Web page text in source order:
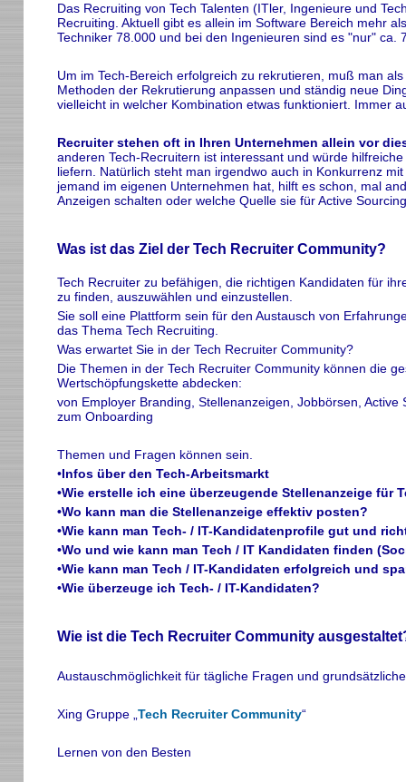
Das Recruiting von Tech Talenten (ITler, Ingenieure und
Recruiting. Aktuell gibt es allein im Software Bereich mehr
Techniker 78.000 und bei den Ingenieuren sind es "nur" ca.
Um im Tech-Bereich erfolgreich zu rekrutieren, muß man
Methoden der Rekrutierung anpassen und ständig neue
vielleicht in welcher Kombination etwas funktioniert. Immer
Recruiter stehen oft in Ihren Unternehmen allein vor
anderen Tech-Recruitern ist interessant und würde
liefern. Natürlich steht man irgendwo auch in Konkurrenz
jemand im eigenen Unternehmen hat, hilft es schon, mal
Anzeigen schalten oder welche Quelle sie für Active
Was ist das Ziel der Tech Recruiter Community?
Tech Recruiter zu befähigen, die richtigen Kandidaten für
zu finden, auszuwählen und einzustellen.
Sie soll eine Plattform sein für den Austausch von
das Thema Tech Recruiting.
Was erwartet Sie in der Tech Recruiter Community?
Die Themen in der Tech Recruiter Community können die
Wertschöpfungskette abdecken:
von Employer Branding, Stellenanzeigen, Jobbörsen,
zum Onboarding
Themen und Fragen können sein.
•Infos über den Tech-Arbeitsmarkt
•Wie erstelle ich eine überzeugende Stellenanzeige für
•Wo kann man die Stellenanzeige effektiv posten?
•Wie kann man Tech- / IT-Kandidatenprofile gut und
•Wo und wie kann man Tech / IT Kandidaten finden
•Wie kann man Tech / IT-Kandidaten erfolgreich und
•Wie überzeuge ich Tech- / IT-Kandidaten?
Wie ist die Tech Recruiter Community
Austauschmöglichkeit für tägliche Fragen und
Xing Gruppe „ Tech Recruiter Community“
Lernen von den Besten